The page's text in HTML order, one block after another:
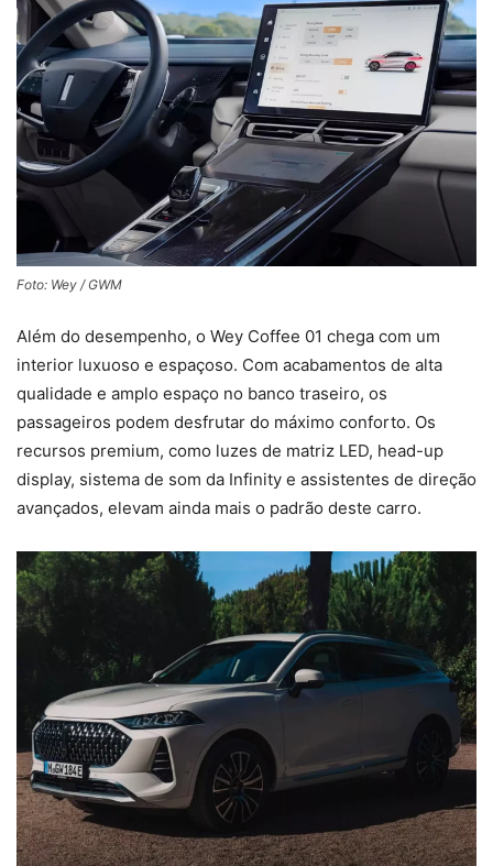
Foto: Wey / GWM
Além do desempenho, o Wey Coffee 01 chega com um
interior luxuoso e espaçoso. Com acabamentos de alta
qualidade e amplo espaço no banco traseiro, os
passageiros podem desfrutar do máximo conforto. Os
recursos premium, como luzes de matriz LED, head-up
display, sistema de som da Infinity e assistentes de direção
avançados, elevam ainda mais o padrão deste carro.